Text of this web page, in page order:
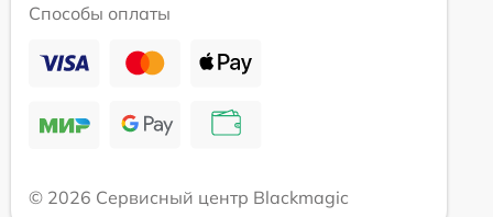
Способы оплаты
© 2026 Сервисный центр Blackmagic